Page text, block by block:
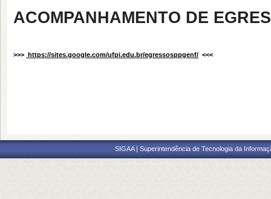
ACOMPANHAMENTO DE
>>> https://sites.google.com/ufpi.edu.br/egressosppgenf/ <<<
SIGAA | Superintendência de Tecnologia da